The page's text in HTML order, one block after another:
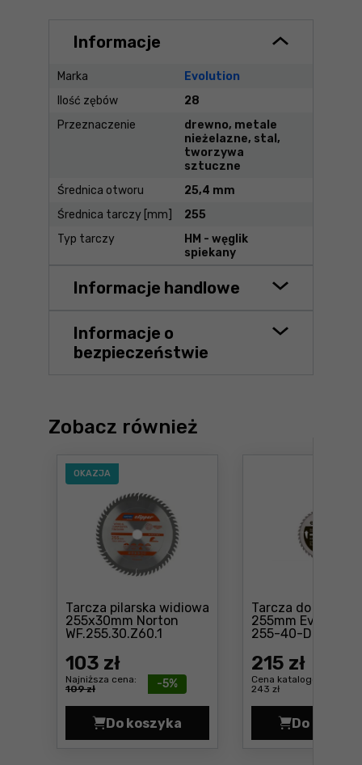
Informacje
Marka
Evolution
Ilość zębów
28
Przeznaczenie
drewno, metale
nieżelazne, stal,
tworzywa
sztuczne
Średnica otworu
25,4 mm
Średnica tarczy [mm]
255
Typ tarczy
HM - węglik
spiekany
Informacje handlowe
Informacje o
bezpieczeństwie
Zobacz również
OKAZJA
Tarcza pilarska widiowa
255x30mm Norton
WF.255.30.Z60.1
103 zł
Najniższa cena:
109 zł
-5%
Do koszyka
Tarcza pilarska widiowa
Tarcza do drewna
255mm Evolution
255-40-D
215 zł
Cena katalogowa:
243 zł
Do